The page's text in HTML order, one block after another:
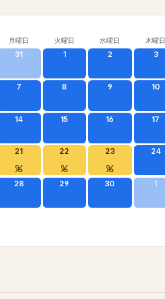
月曜日 火曜日 水曜日 木曜日
31 1 2 3
7 8 9 10
14 15 16 17
21 22 23 24
28 29 30 1